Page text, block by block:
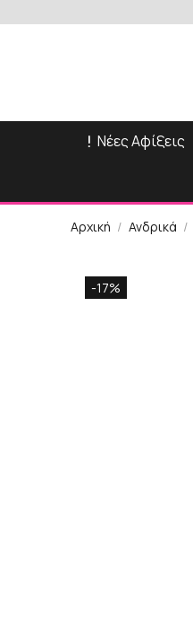
Νέες Αφίξεις
Αρχική Ανδρικά
-17%